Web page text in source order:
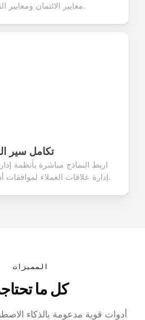
معايير الائتمان ومعايير التحليل الخاصة بك.
تكامل سير
اربط النماذج مباشرة بأنظمة
إدارة علاقات العملاء لموافقات أسرع وتتبع أفضل.
المميزات
كل ما
أدوات قوية مدعومة بالذكاء